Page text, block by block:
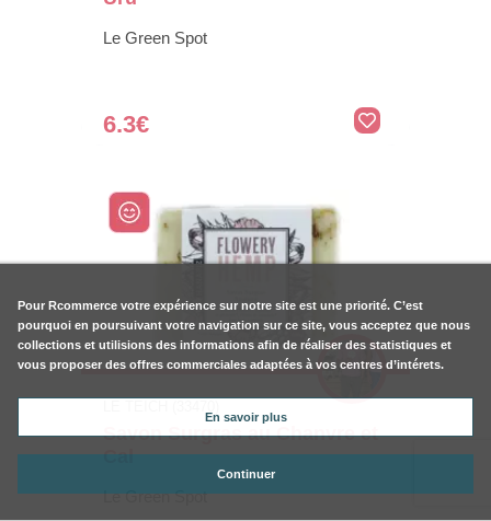
Le Green Spot
6.3€
Savon Surgras au Chanvre et
Cal
Le Green Spot
Pour Rcommerce votre expérience sur notre site est une priorité. C’est
pourquoi en poursuivant votre navigation sur ce site, vous acceptez que nous
collections et utilisions des informations afin de réaliser des statistiques et
vous proposer des offres commerciales adaptées à vos centres d’intérets.
En savoir plus
Continuer